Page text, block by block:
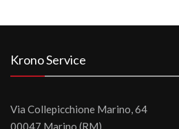
Krono Service
Via Collepicchione Marino, 64
00047 Marino (RM)